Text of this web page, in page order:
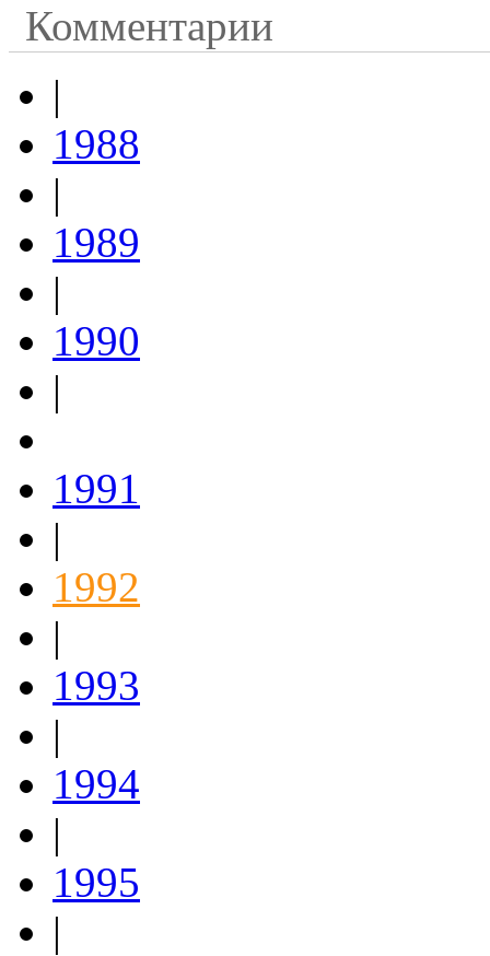
Комментарии
|
1988
|
1989
|
1990
|
1991
|
1992
|
1993
|
1994
|
1995
|